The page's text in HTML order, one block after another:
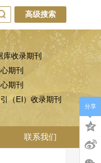
高级搜索
库收录期刊
期刊
期刊
（EI）收录期刊
联系我们
分享